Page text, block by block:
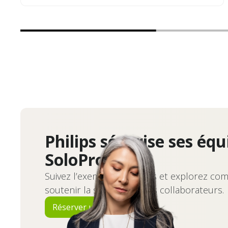
Philips sécurise ses
SoloProtect
Suivez l’exemple de Philips et explorez
soutenir la sécurité de vos collaborateurs.
Réserver une démo